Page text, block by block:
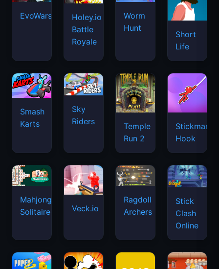
EvoWars.io
Holey.io
Battle
Royale
Worm
Hunt
Short
Life
Smash
Karts
Sky
Riders
Temple
Run 2
Stickman
Hook
Mahjongg
Solitaire
Veck.io
Ragdoll
Archers
Stick
Clash
Online